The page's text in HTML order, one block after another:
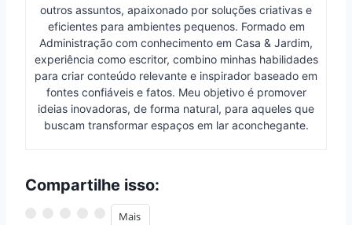
outros assuntos, apaixonado por soluções criativas e
eficientes para ambientes pequenos. Formado em
Administração com conhecimento em Casa & Jardim,
experiência como escritor, combino minhas habilidades
para criar conteúdo relevante e inspirador baseado em
fontes confiáveis e fatos. Meu objetivo é promover
ideias inovadoras, de forma natural, para aqueles que
buscam transformar espaços em lar aconchegante.
Compartilhe isso:
Mais